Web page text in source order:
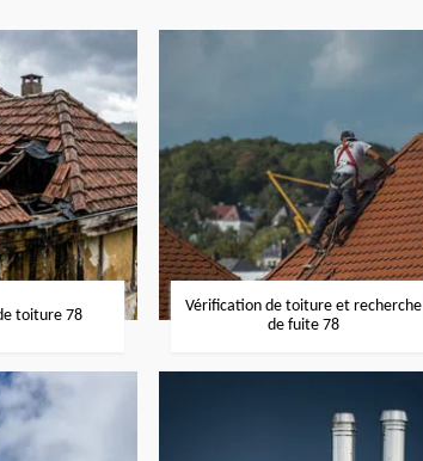
toiture 78
Vérification de toiture et recherche
de fuite 78